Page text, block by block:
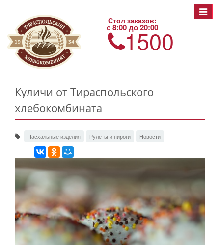
Toggle
Стол заказов:
с 8:00 до 20:00
1500
Куличи от Тираспольского
хлебокомбината
Пасхальные изделия Рулеты и пироги Новости